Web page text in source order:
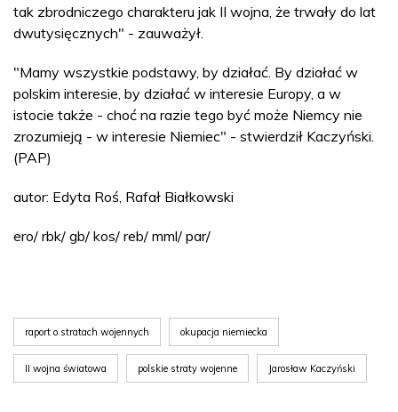
tak zbrodniczego charakteru jak II wojna, że trwały do lat
dwutysięcznych" - zauważył.
"Mamy wszystkie podstawy, by działać. By działać w
polskim interesie, by działać w interesie Europy, a w
istocie także - choć na razie tego być może Niemcy nie
zrozumieją - w interesie Niemiec" - stwierdził Kaczyński.
(PAP)
autor: Edyta Roś, Rafał Białkowski
ero/ rbk/ gb/ kos/ reb/ mml/ par/
raport o stratach wojennych okupacja niemiecka
II wojna światowa polskie straty wojenne Jarosław Kaczyński